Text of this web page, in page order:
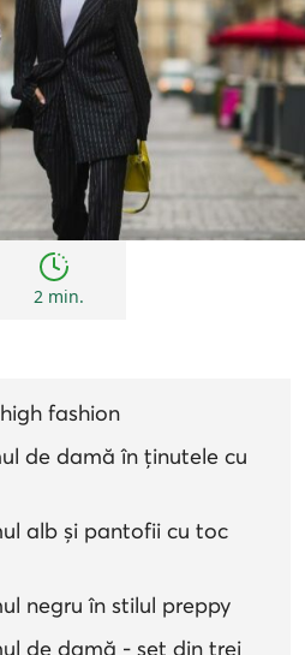
2 min.
fashion
de damă în ținutele cu
alb și pantofii cu toc
negru în stilul preppy
de damă - set din trei